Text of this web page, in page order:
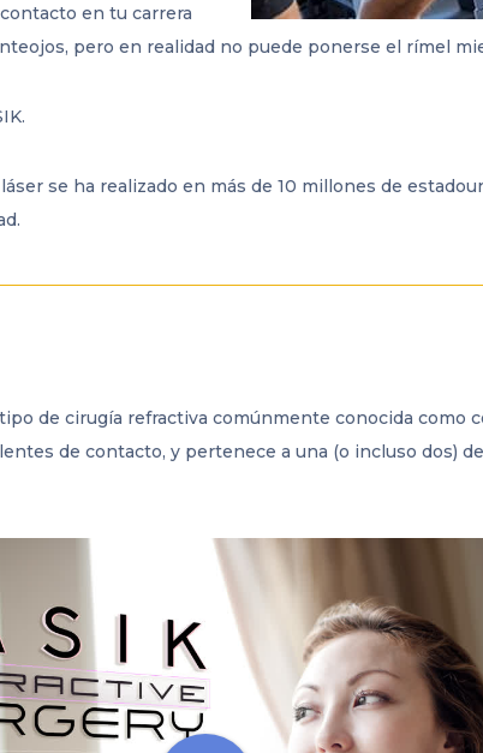
en tu carrera
pero en realidad no puede ponerse el rímel
se ha realizado en más de 10 millones de
de cirugía refractiva comúnmente conocida como
de contacto, y pertenece a una (o incluso dos)